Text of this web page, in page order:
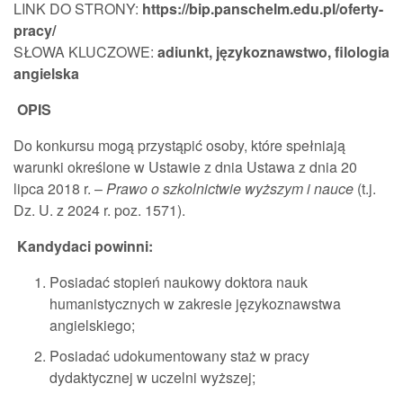
LINK DO STRONY: https://bip.panschelm.edu.pl/oferty-
pracy/
SŁOWA KLUCZOWE: adiunkt, językoznawstwo, filologia
angielska
OPIS
Do konkursu mogą przystąpić osoby, które spełniają
warunki określone w Ustawie z dnia Ustawa z dnia 20
lipca 2018 r. –Prawo o szkolnictwie wyższym i nauce (t.j.
Dz. U. z 2024 r. poz. 1571).
Kandydaci powinni:
Posiadać stopień naukowy doktora nauk
humanistycznych w zakresie językoznawstwa
angielskiego;
Posiadać udokumentowany staż w pracy
dydaktycznej w uczelni wyższej;